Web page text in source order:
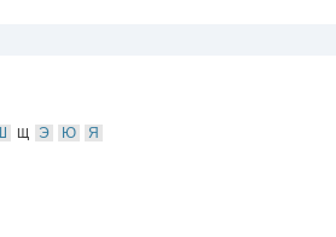
Щ Э Ю Я